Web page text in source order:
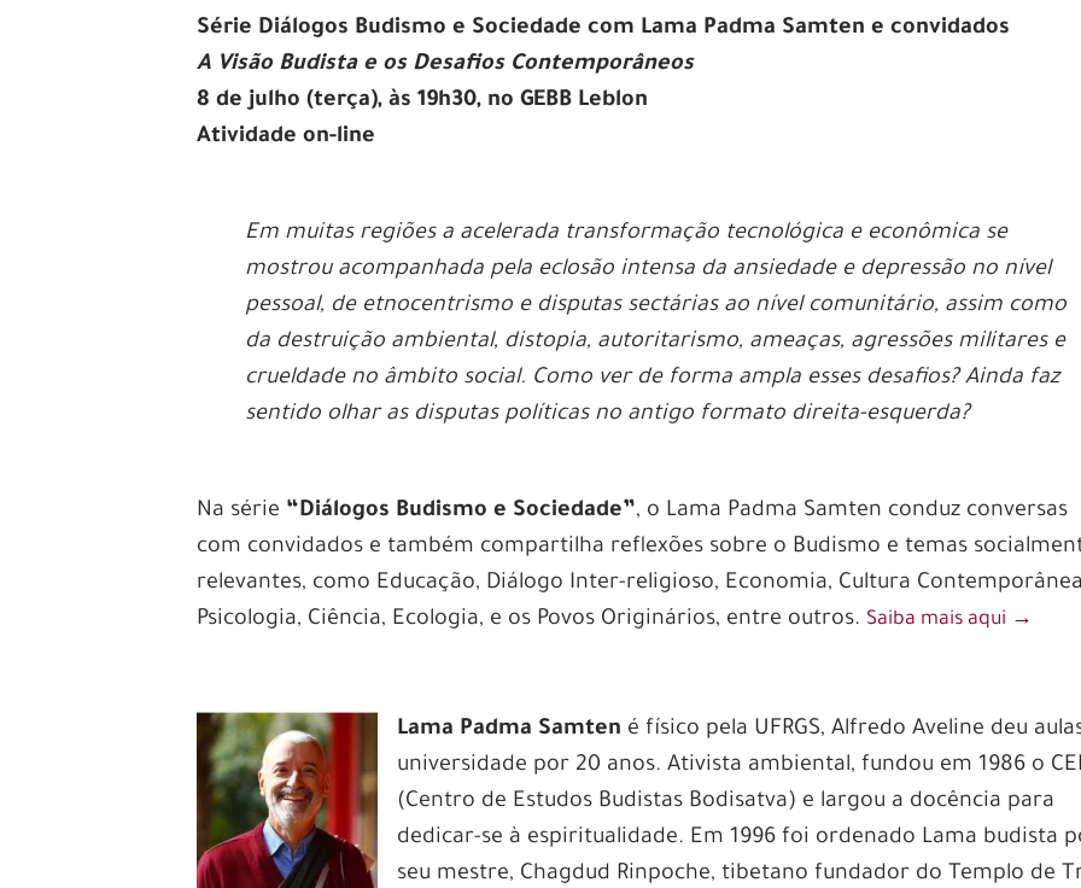
Série Diálogos Budismo e Sociedade com Lama Padma Samten e convidados
A Visão Budista e os Desafios Contemporâneos
8 de julho (terça), às 19h30, no GEBB Leblon
Atividade on-line
Em muitas regiões a acelerada transformação tecnológica e econômica se
mostrou acompanhada pela eclosão intensa da ansiedade e depressão no nível
pessoal, de etnocentrismo e disputas sectárias ao nível comunitário, assim como
da destruição ambiental, distopia, autoritarismo, ameaças, agressões militares e
crueldade no âmbito social. Como ver de forma ampla esses desafios? Ainda faz
sentido olhar as disputas políticas no antigo formato direita-esquerda?
Na série “Diálogos Budismo e Sociedade”, o Lama Padma Samten conduz conversas
com convidados e também compartilha reflexões sobre o Budismo e temas
relevantes, como Educação, Diálogo Inter-religioso, Economia, Cultura
Psicologia, Ciência, Ecologia, e os Povos Originários, entre outros. Saiba mais aqui ‭→
Lama Padma Samten é físico pela UFRGS, Alfredo Aveline deu
universidade por 20 anos. Ativista ambiental, fundou em 1986 o
(Centro de Estudos Budistas Bodisatva) e largou a docência para
dedicar-se à espiritualidade. Em 1996 foi ordenado Lama budista
seu mestre, Chagdud Rinpoche, tibetano fundador do Templo de